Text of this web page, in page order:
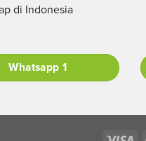
di Indonesia
Whatsapp 1